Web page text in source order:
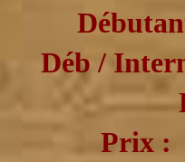
Déb /
Prix :